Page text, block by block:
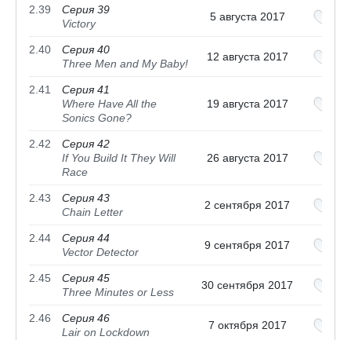
2.39
Серия 39
Victory
5 августа 2017
2.40
Серия 40
Three Men and My Baby!
12 августа 2017
2.41
Серия 41
Where Have All the
Sonics Gone?
19 августа 2017
2.42
Серия 42
If You Build It They Will
Race
26 августа 2017
2.43
Серия 43
Chain Letter
2 сентября 2017
2.44
Серия 44
Vector Detector
9 сентября 2017
2.45
Серия 45
Three Minutes or Less
30 сентября 2017
2.46
Серия 46
Lair on Lockdown
7 октября 2017